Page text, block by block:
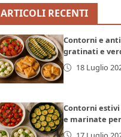
ARTICOLI RECENTI
Contorni e
gratinati e
18 Luglio
Contorni
e marinate